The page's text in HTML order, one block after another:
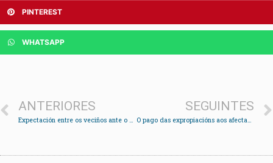
PINTEREST
WHATSAPP
ANTERIORES
Expectación entre os veciños ante o proxecto do PXOM “participativo” IdeaRedondela
SEGUINTES
O pago das expropiacións aos afectados pola AP-9 chega ao Parlamento